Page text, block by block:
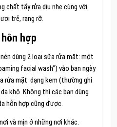
chất tẩy rửa dịu nhẹ cùng với
trẻ, rạng rỡ.
hợp
dùng 2 loại sữa rửa mặt: một
facial wash”) vào ban ngày
rửa mặt dạng kem (thường ghi
khô. Không thì các bạn dùng
hỗn hợp cũng được.
và mịn ở những nơi khác.